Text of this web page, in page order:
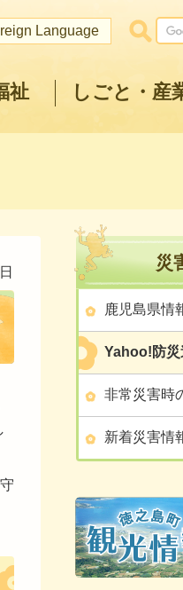
Language
祉 しごと・産
災
鹿児島県情
Yahoo!防災
非常災害時
新着災害情